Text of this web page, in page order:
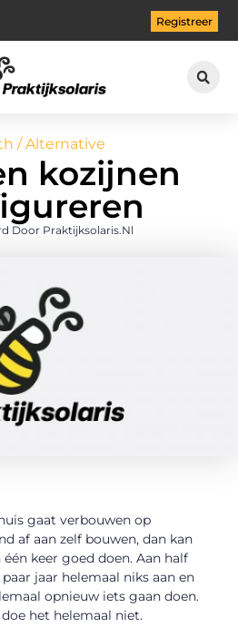
Registreer
/ Alternative
kozijnen
Door Praktijksolaris.nl
gaat verbouwen op
af aan zelf bouwen, dan kan
keer goed doen. Aan half
jaar helemaal niks aan en
opnieuw iets gaan doen.
het helemaal niet.